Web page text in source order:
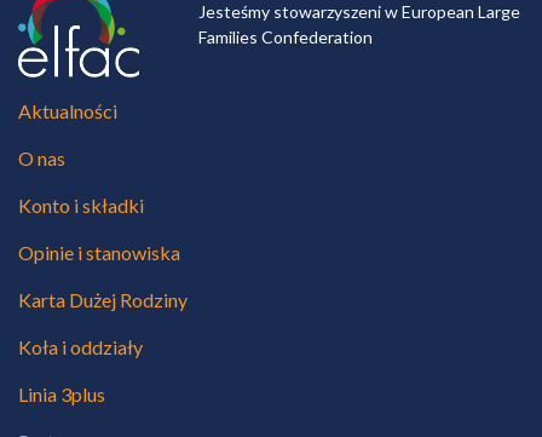
Jesteśmy stowarzyszeni w European Large
Families Confederation
Aktualności
O nas
Konto i składki
Opinie i stanowiska
Karta Dużej Rodziny
Koła i oddziały
Linia 3plus